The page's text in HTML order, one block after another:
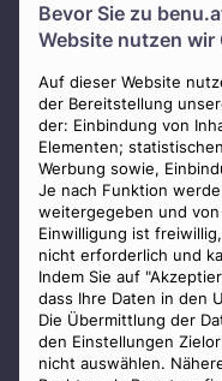
Bevor Sie zu
Website nutzen wir
Auf dieser Website
der Bereitstellung
der: Einbindung von
Elementen;
Werbung sowie,
Je nach Funktion
weitergegeben und
Einwilligung ist
nicht erforderlich und
Indem Sie auf
dass Ihre Daten in den
Die Übermittlung der
den Einstellungen
nicht auswählen.
Über uns
Presse
AGB
Impressum
Datenschutz
Widerrufsbelehrung
Zahlungsmöglichkeiten